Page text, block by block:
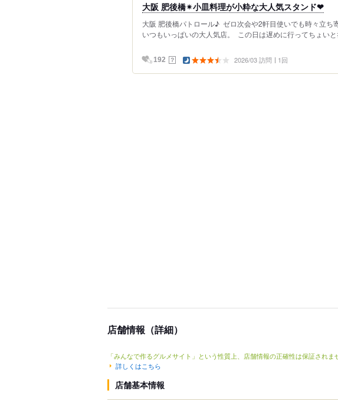
大阪 肥後橋✴︎小皿料理が小粋な大人気スタンド❤︎
大阪 肥後橋パトロール♪ ⁡ ゼロ次会や2軒目使いでも時々立ち
いつもいっぱいの大人気店。 ⁡ この日は遅めに行ってちょい
192 ？ 2026/03 訪問 1回
店舗情報（詳細）
「みんなで作るグルメサイト」という性質上、店舗情報の正確性は保証されま
詳しくはこちら
店舗基本情報